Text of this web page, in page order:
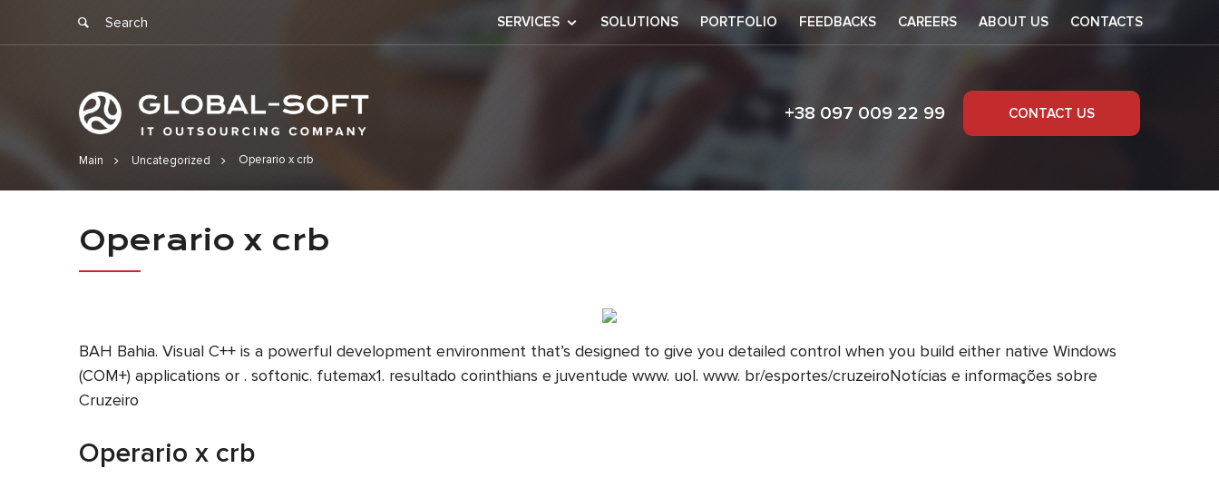
SERVICES SOLUTIONS PORTFOLIO FEEDBACKS CAREERS ABOUT US CONTACTS
+38 097 009 22 99 CONTACT US
Main Uncategorized Operario x crb
Operario x crb
Operario x crb
BAH Bahia. Visual C++ is a powerful development environment that’s designed to give you detailed control when you build either native Windows
(COM+) applications or . softonic. futemax1. resultado corinthians e juventude www. uol. www. br/esportes/cruzeiroNotícias e informações sobre
Cruzeiro
Operario x crb